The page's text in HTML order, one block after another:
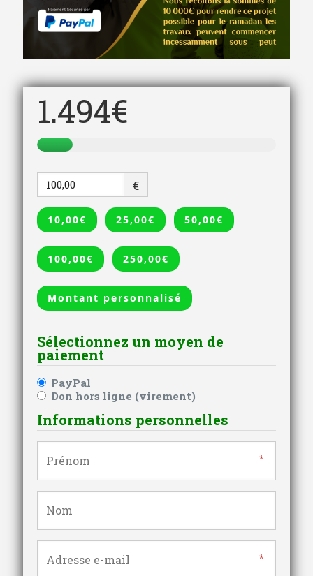
1.494€
€
10,00€ 25,00€ 50,00€
100,00€ 250,00€
Montant personnalisé
Sélectionnez un moyen de
paiement
PayPal
Don hors ligne (virement)
Informations personnelles